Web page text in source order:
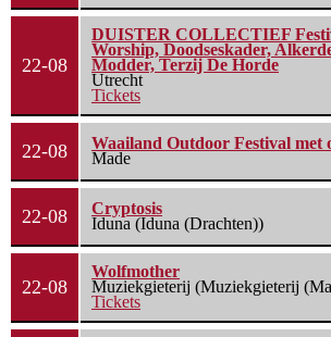
22-08
DUISTER COLLECTIEF
Worship, Doodseskader,
Modder, Terzij De Horde
Utrecht
Tickets
22-08
Waailand Outdoor Festival met
Made
22-08
Cryptosis
Iduna (Iduna (Drachten))
22-08
Wolfmother
Muziekgieterij (Muziekgieterij
Tickets